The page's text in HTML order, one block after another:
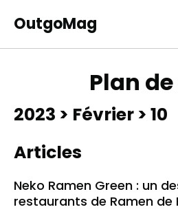
OutgoMag
Plan
2023 > Février> 10
Articles
Neko Ramen Green : un
restaurants de Ramen de